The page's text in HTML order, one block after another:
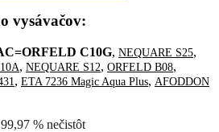
vysávačov:
C10G, NEQUARE S25,
, NEQUARE S12, ORFELD B08,
, ETA 7236 Magic Aqua Plus, AFODDON
% nečistôt